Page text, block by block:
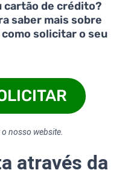
cartão de crédito?
saber mais sobre
solicitar o seu
nosso website.
através da